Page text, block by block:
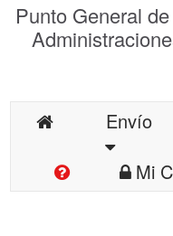
Punto General
Envío
Mi